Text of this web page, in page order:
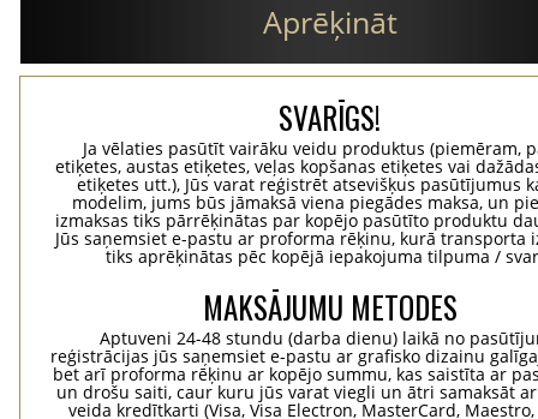
Aprēķināt
SVARĪGS!
Ja vēlaties pasūtīt vairāku veidu produktus (piemēram,
etiķetes, austas etiķetes, veļas kopšanas etiķetes vai
etiķetes utt.), Jūs varat reģistrēt atsevišķus pasūtījumus
modelim, jums būs jāmaksā viena piegādes maksa, un
izmaksas tiks pārrēķinātas par kopējo pasūtīto produktu
Jūs saņemsiet e-pastu ar proforma rēķinu, kurā transporta
tiks aprēķinātas pēc kopējā iepakojuma tilpuma /
MAKSĀJUMU METODES
Aptuveni 24-48 stundu (darba dienu) laikā no
reģistrācijas jūs saņemsiet e-pastu ar grafisko dizainu
bet arī proforma rēķinu ar kopējo summu, kas saistīta ar
un drošu saiti, caur kuru jūs varat viegli un ātri samaksāt
veida kredītkarti (Visa, Visa Electron, MasterCard,